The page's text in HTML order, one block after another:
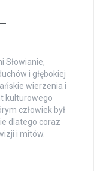
Słowianie,
i głębokiej
wierzenia i
kulturowego
człowiek był
dlatego coraz
i mitów.